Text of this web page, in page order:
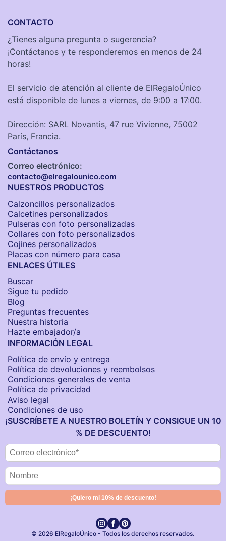
CONTACTO
¿Tienes alguna pregunta o sugerencia?
¡Contáctanos y te responderemos en menos de 24
horas!
El servicio de atención al cliente de ElRegaloÚnico
está disponible de lunes a viernes, de 9:00 a 17:00.
Dirección: SARL Novantis, 47 rue Vivienne, 75002
París, Francia.
Contáctanos
Correo electrónico:
contacto@elregalounico.com
NUESTROS PRODUCTOS
Calzoncillos personalizados​
Calcetines personalizados
Pulseras con foto personalizadas
Collares con foto personalizados
Cojines personalizados
Placas con número para casa
ENLACES ÚTILES
Buscar
Sigue tu pedido
Blog
Preguntas frecuentes
Nuestra historia
Hazte embajador/a
INFORMACIÓN LEGAL
Política de envío y entrega
Política de devoluciones y reembolsos
Condiciones generales de venta
Política de privacidad
Aviso legal
Condiciones de uso
¡SUSCRÍBETE A NUESTRO BOLETÍN Y CONSIGUE UN 10
% DE DESCUENTO!
© 2026 ElRegaloÚnico - Todos los derechos reservados.